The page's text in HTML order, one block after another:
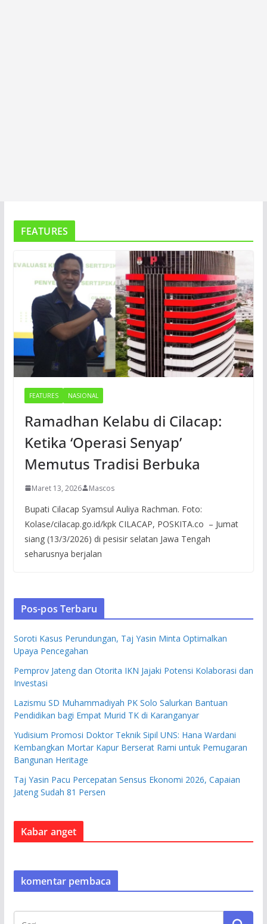
FEATURES
FEATURES NASIONAL
Ramadhan Kelabu di Cilacap:
Ketika ‘Operasi Senyap’
Memutus Tradisi Berbuka
Maret 13, 2026 Mascos
Bupati Cilacap Syamsul Auliya Rachman. Foto:
Kolase/cilacap.go.id/kpk CILACAP, POSKITA.co – Jumat
siang (13/3/2026) di pesisir selatan Jawa Tengah
seharusnya berjalan
Pos-pos Terbaru
Soroti Kasus Perundungan, Taj Yasin Minta Optimalkan
Upaya Pencegahan
Pemprov Jateng dan Otorita IKN Jajaki Potensi Kolaborasi dan
Investasi
Lazismu SD Muhammadiyah PK Solo Salurkan Bantuan
Pendidikan bagi Empat Murid TK di Karanganyar
Yudisium Promosi Doktor Teknik Sipil UNS: Hana Wardani
Kembangkan Mortar Kapur Berserat Rami untuk Pemugaran
Bangunan Heritage
Taj Yasin Pacu Percepatan Sensus Ekonomi 2026, Capaian
Jateng Sudah 81 Persen
Kabar anget
komentar pembaca